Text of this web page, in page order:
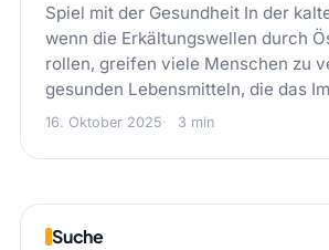
Spiel mit der Gesundheit In der
wenn die Erkältungswellen durch
rollen, greifen viele Menschen zu
gesunden Lebensmitteln, die das
16. Oktober 2025 3 min
Suche